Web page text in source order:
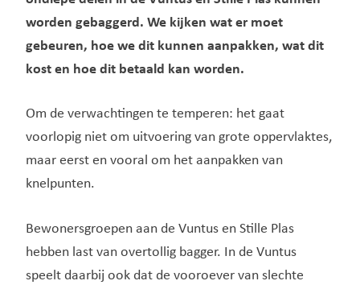
worden gebaggerd. We kijken wat er moet
gebeuren, hoe we dit kunnen aanpakken, wat dit
kost en hoe dit betaald kan worden.
Om de verwachtingen te temperen: het gaat
voorlopig niet om uitvoering van grote oppervlaktes,
maar eerst en vooral om het aanpakken van
knelpunten.
Bewonersgroepen aan de Vuntus en Stille Plas
hebben last van overtollig bagger. In de Vuntus
speelt daarbij ook dat de vooroever van slechte